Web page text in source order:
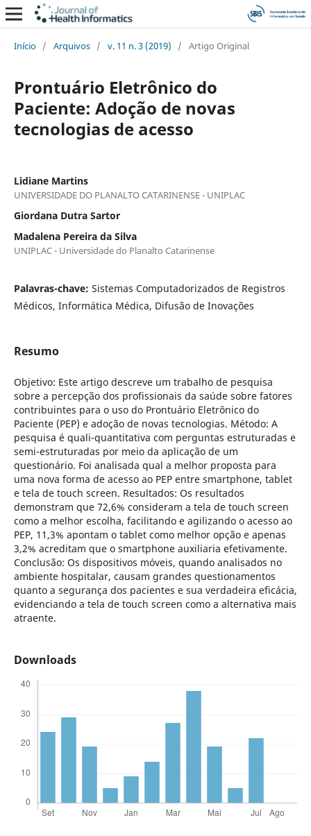
Início / Arquivos / v. 11 n. 3 (2019) / Artigo Original
Prontuário Eletrônico do
Paciente: Adoção de novas
tecnologias de acesso
Lidiane Martins
UNIVERSIDADE DO PLANALTO CATARINENSE - UNIPLAC
Giordana Dutra Sartor
Madalena Pereira da Silva
UNIPLAC - Universidade do Planalto Catarinense
Palavras-chave: Sistemas Computadorizados de Registros
Médicos, Informática Médica, Difusão de Inovações
Resumo
Objetivo: Este artigo descreve um trabalho de pesquisa
sobre a percepção dos profissionais da saúde sobre fatores
contribuintes para o uso do Prontuário Eletrônico do
Paciente (PEP) e adoção de novas tecnologias. Método: A
pesquisa é quali-quantitativa com perguntas estruturadas e
semi-estruturadas por meio da aplicação de um
questionário. Foi analisada qual a melhor proposta para
uma nova forma de acesso ao PEP entre smartphone, tablet
e tela de touch screen. Resultados: Os resultados
demonstram que 72,6% consideram a tela de touch screen
como a melhor escolha, facilitando e agilizando o acesso ao
PEP, 11,3% apontam o tablet como melhor opção e apenas
3,2% acreditam que o smartphone auxiliaria efetivamente.
Conclusão: Os dispositivos móveis, quando analisados no
ambiente hospitalar, causam grandes questionamentos
quanto a segurança dos pacientes e sua verdadeira eficácia,
evidenciando a tela de touch screen como a alternativa mais
atraente.
Downloads